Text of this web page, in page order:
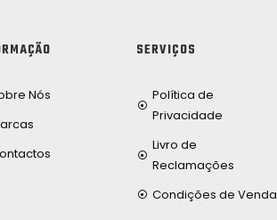
Nós
SERVIÇOS
Política de
Privacidade
Livro de
Reclamações
Condições de Venda